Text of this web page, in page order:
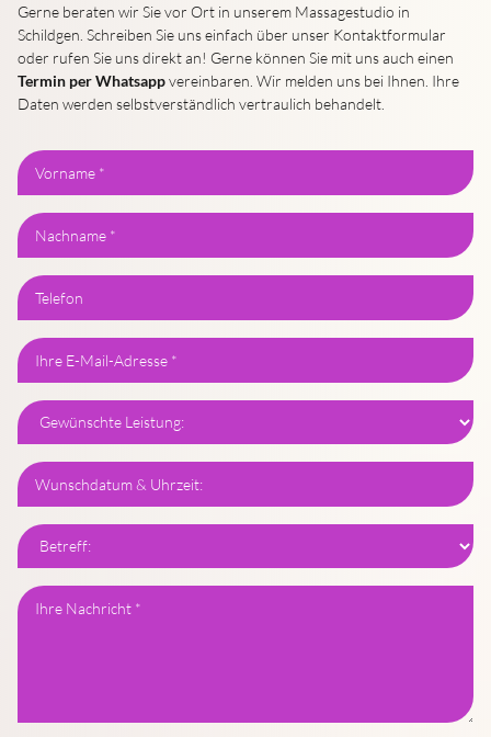
Gerne beraten wir Sie vor Ort in unserem Massagestudio in
Schildgen. Schreiben Sie uns einfach über unser Kontaktformular
oder rufen Sie uns direkt an! Gerne können Sie mit uns auch einen
Termin per Whatsappvereinbaren. Wir melden uns bei Ihnen. Ihre
Daten werden selbstverständlich vertraulich behandelt.